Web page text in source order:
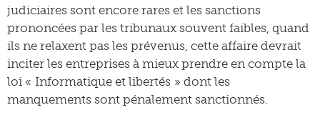
judiciaires sont encore rares et les sanctions
prononcées par les tribunaux souvent faibles, quand
ils ne relaxent pas les prévenus, cette affaire devrait
inciter les entreprises à mieux prendre en compte la
loi « Informatique et libertés » dont les
manquements sont pénalement sanctionnés.